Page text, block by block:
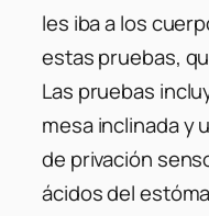
les iba a los
estas pruebas,
Las pruebas
mesa inclinada y
de privación
ácidos del